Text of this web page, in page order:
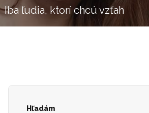
Iba ľudia, ktorí chcú vzťah
Hľadám